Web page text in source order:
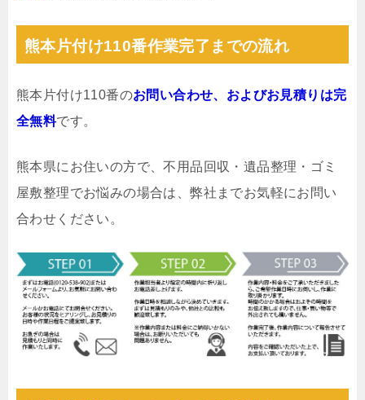
熊本片付け110番作業完了までの流れ
熊本片付け110番のお問い合わせ、およびお見積りは完
全無料です。
熊本県にお住いの方で、不用品回収・遺品整理・ゴミ
屋敷整理でお悩みの場合は、弊社までお気軽にお問い
合わせください。